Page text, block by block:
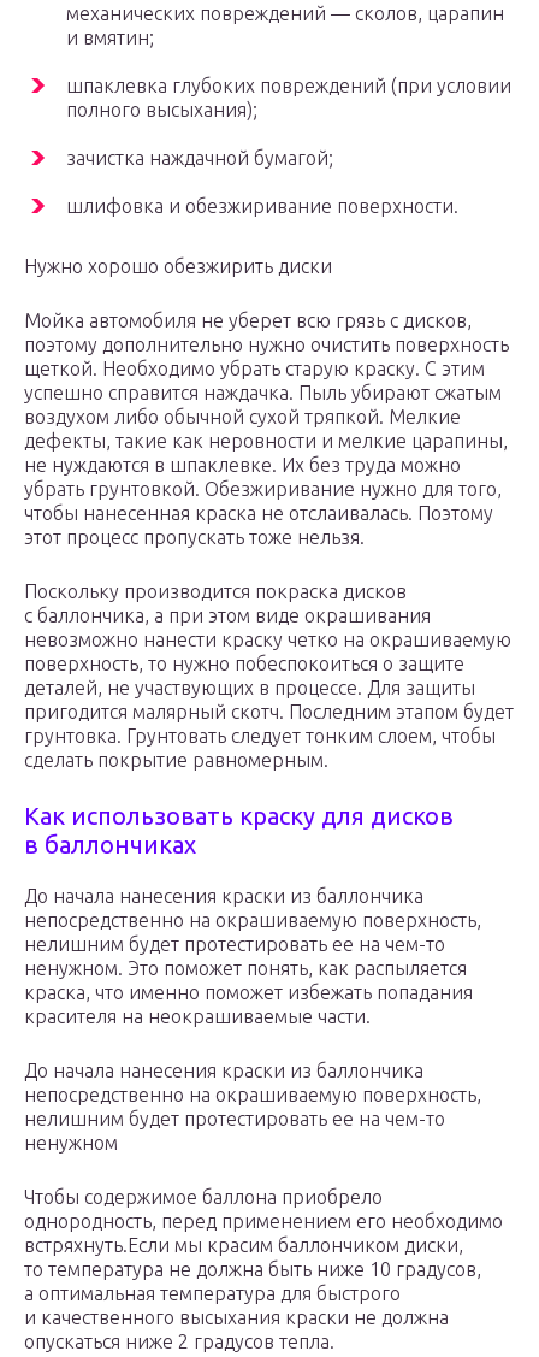
механических повреждений — сколов, царапин
и вмятин;
шпаклевка глубоких повреждений (при условии
полного высыхания);
зачистка наждачной бумагой;
шлифовка и обезжиривание поверхности.
Нужно хорошо обезжирить диски
Мойка автомобиля не уберет всю грязь с дисков,
поэтому дополнительно нужно очистить поверхность
щеткой. Необходимо убрать старую краску. С этим
успешно справится наждачка. Пыль убирают сжатым
воздухом либо обычной сухой тряпкой. Мелкие
дефекты, такие как неровности и мелкие царапины,
не нуждаются в шпаклевке. Их без труда можно
убрать грунтовкой. Обезжиривание нужно для того,
чтобы нанесенная краска не отслаивалась. Поэтому
этот процесс пропускать тоже нельзя.
Поскольку производится покраска дисков
с баллончика, а при этом виде окрашивания
невозможно нанести краску четко на окрашиваемую
поверхность, то нужно побеспокоиться о защите
деталей, не участвующих в процессе. Для защиты
пригодится малярный скотч. Последним этапом будет
грунтовка. Грунтовать следует тонким слоем, чтобы
сделать покрытие равномерным.
Как использовать краску для дисков
в баллончиках
До начала нанесения краски из баллончика
непосредственно на окрашиваемую поверхность,
нелишним будет протестировать ее на чем-то
ненужном. Это поможет понять, как распыляется
краска, что именно поможет избежать попадания
красителя на неокрашиваемые части.
До начала нанесения краски из баллончика
непосредственно на окрашиваемую поверхность,
нелишним будет протестировать ее на чем-то
ненужном
Чтобы содержимое баллона приобрело
однородность, перед применением его необходимо
встряхнуть.Если мы красим баллончиком диски,
то температура не должна быть ниже 10 градусов,
а оптимальная температура для быстрого
и качественного высыхания краски не должна
опускаться ниже 2 градусов тепла.